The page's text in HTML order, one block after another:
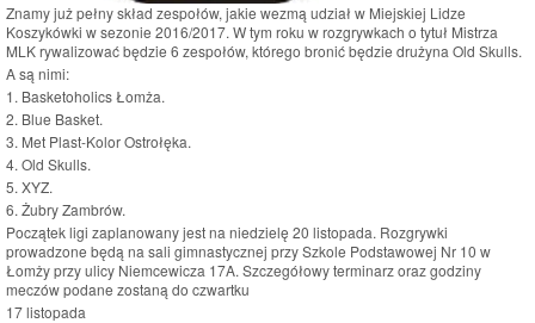
Znamy już pełny skład zespołów, jakie wezmą udział w Miejskiej Lidze
Koszykówki w sezonie 2016/2017. W tym roku w rozgrywkach o tytuł Mistrza
MLK rywalizować będzie 6 zespołów, którego bronić będzie drużyna Old Skulls.
A są nimi:
1. Basketoholics Łomża.
2. Blue Basket.
3. Met Plast-Kolor Ostrołęka.
4. Old Skulls.
5. XYZ.
6. Żubry Zambrów.
Początek ligi zaplanowany jest na niedzielę 20 listopada. Rozgrywki
prowadzone będą na sali gimnastycznej przy Szkole Podstawowej Nr 10 w
Łomży przy ulicy Niemcewicza 17A. Szczegółowy terminarz oraz godziny
meczów podane zostaną do czwartku
17 listopada